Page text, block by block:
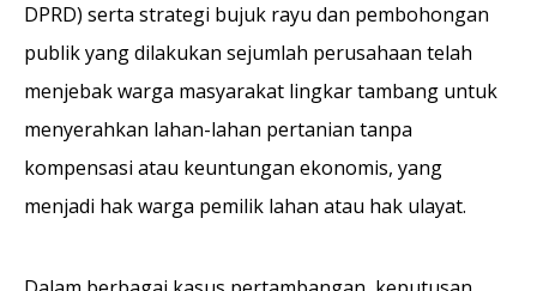
DPRD) serta strategi bujuk rayu dan pembohongan
publik yang dilakukan sejumlah perusahaan telah
menjebak warga masyarakat lingkar tambang untuk
menyerahkan lahan-lahan pertanian tanpa
kompensasi atau keuntungan ekonomis, yang
menjadi hak warga pemilik lahan atau hak ulayat.